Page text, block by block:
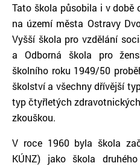
Tato škola působila i v době
na území města Ostravy
Vyšší škola pro vzdělání
a Odborná škola pro
školního roku 1949/50
školství a všechny dřívější
typ čtyřletých
zkouškou.
V roce 1960 byla škola
KÚNZ) jako škola